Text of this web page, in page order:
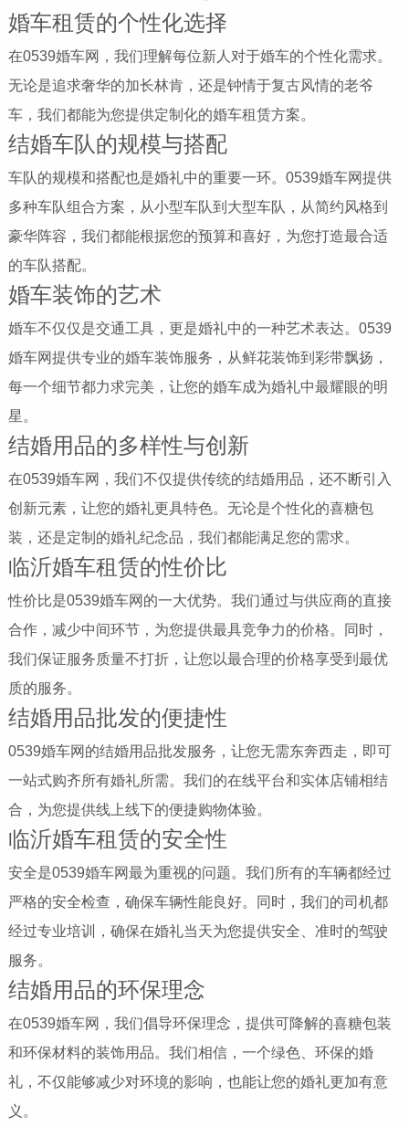
婚车租赁的个性化选择
在0539婚车网，我们理解每位新人对于婚车的个性化需求。
无论是追求奢华的加长林肯，还是钟情于复古风情的老爷
车，我们都能为您提供定制化的婚车租赁方案。
结婚车队的规模与搭配
车队的规模和搭配也是婚礼中的重要一环。0539婚车网提供
多种车队组合方案，从小型车队到大型车队，从简约风格到
豪华阵容，我们都能根据您的预算和喜好，为您打造最合适
的车队搭配。
婚车装饰的艺术
婚车不仅仅是交通工具，更是婚礼中的一种艺术表达。0539
婚车网提供专业的婚车装饰服务，从鲜花装饰到彩带飘扬，
每一个细节都力求完美，让您的婚车成为婚礼中最耀眼的明
星。
结婚用品的多样性与创新
在0539婚车网，我们不仅提供传统的结婚用品，还不断引入
创新元素，让您的婚礼更具特色。无论是个性化的喜糖包
装，还是定制的婚礼纪念品，我们都能满足您的需求。
临沂婚车租赁的性价比
性价比是0539婚车网的一大优势。我们通过与供应商的直接
合作，减少中间环节，为您提供最具竞争力的价格。同时，
我们保证服务质量不打折，让您以最合理的价格享受到最优
质的服务。
结婚用品批发的便捷性
0539婚车网的结婚用品批发服务，让您无需东奔西走，即可
一站式购齐所有婚礼所需。我们的在线平台和实体店铺相结
合，为您提供线上线下的便捷购物体验。
临沂婚车租赁的安全性
安全是0539婚车网最为重视的问题。我们所有的车辆都经过
严格的安全检查，确保车辆性能良好。同时，我们的司机都
经过专业培训，确保在婚礼当天为您提供安全、准时的驾驶
服务。
结婚用品的环保理念
在0539婚车网，我们倡导环保理念，提供可降解的喜糖包装
和环保材料的装饰用品。我们相信，一个绿色、环保的婚
礼，不仅能够减少对环境的影响，也能让您的婚礼更加有意
义。